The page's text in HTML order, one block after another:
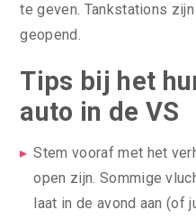
te geven. Tankstations
geopend.
Tips bij het
auto in de VS
Stem vooraf met het
open zijn. Sommige
laat in de avond aan (of